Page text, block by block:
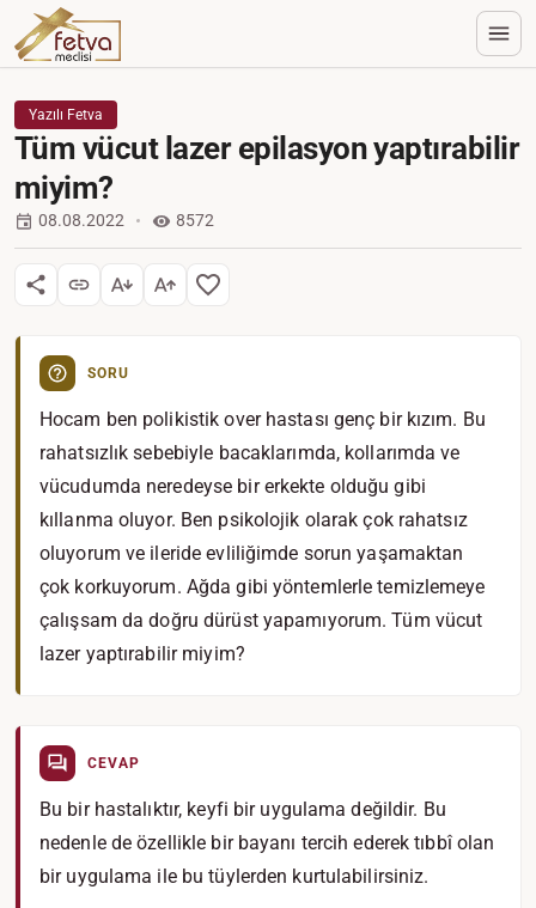
Yazılı Fetva
Tüm vücut lazer epilasyon yaptırabilir
miyim?
08.08.2022 8572
SORU
Hocam ben polikistik over hastası genç bir kızım. Bu
rahatsızlık sebebiyle bacaklarımda, kollarımda ve
vücudumda neredeyse bir erkekte olduğu gibi
kıllanma oluyor. Ben psikolojik olarak çok rahatsız
oluyorum ve ileride evliliğimde sorun yaşamaktan
çok korkuyorum. Ağda gibi yöntemlerle temizlemeye
çalışsam da doğru dürüst yapamıyorum. Tüm vücut
lazer yaptırabilir miyim?
CEVAP
Bu bir hastalıktır, keyfi bir uygulama değildir. Bu
nedenle de özellikle bir bayanı tercih ederek tıbbî olan
bir uygulama ile bu tüylerden kurtulabilirsiniz.